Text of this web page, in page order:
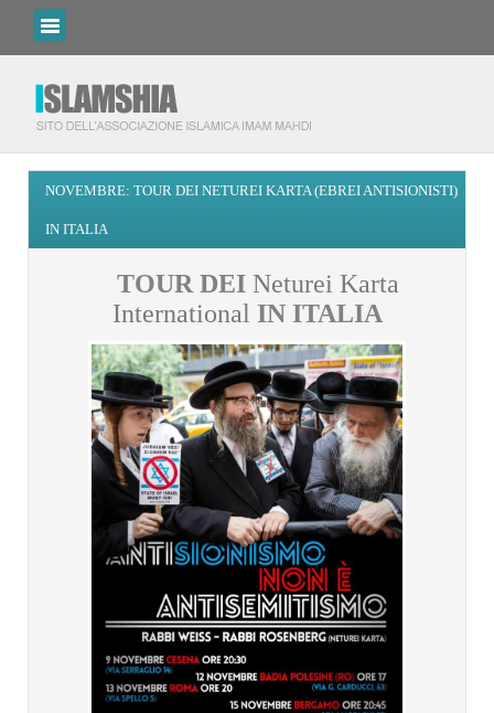
NOVEMBRE: TOUR DEI NETUREI KARTA (EBREI ANTISIONISTI)
IN ITALIA
TOUR DEI Neturei Karta
International IN ITALIA